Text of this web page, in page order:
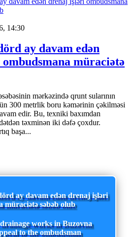
14:30
ay davam edən
müraciətə
mərkəzində qrunt sularının
300 metrlik boru kəmərinin çəkilməsi
edir. Bu, texniki baxımdan
təxminən iki dəfə çoxdur.
başa...
ay davam edən drenaj işləri
müraciətə səbəb olub
works in Buzovna
to the ombudsman